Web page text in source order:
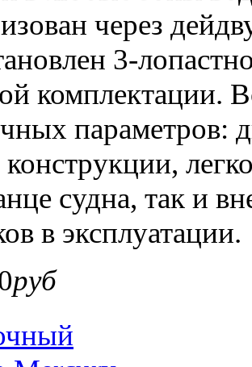
через
3-
комплектации.
параметров:
конструкции,
судна, так и
в эксплуатации.
руб